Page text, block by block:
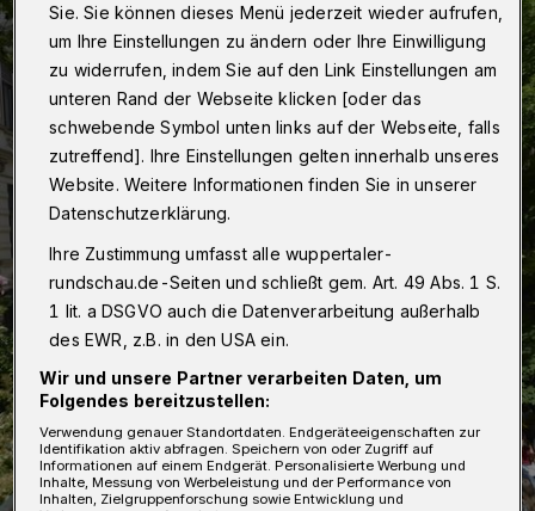
Sie. Sie können dieses Menü jederzeit wieder aufrufen,
um Ihre Einstellungen zu ändern oder Ihre Einwilligung
zu widerrufen, indem Sie auf den Link Einstellungen am
unteren Rand der Webseite klicken [oder das
schwebende Symbol unten links auf der Webseite, falls
zutreffend]. Ihre Einstellungen gelten innerhalb unseres
Website. Weitere Informationen finden Sie in unserer
Datenschutzerklärung.
Ihre Zustimmung umfasst alle wuppertaler-
rundschau.de-Seiten und schließt gem. Art. 49 Abs. 1 S.
1 lit. a DSGVO auch die Datenverarbeitung außerhalb
des EWR, z.B. in den USA ein.
Wir und unsere Partner verarbeiten Daten, um
Folgendes bereitzustellen:
Verwendung genauer Standortdaten. Endgeräteeigenschaften zur
Identifikation aktiv abfragen. Speichern von oder Zugriff auf
Informationen auf einem Endgerät. Personalisierte Werbung und
Inhalte, Messung von Werbeleistung und der Performance von
Inhalten, Zielgruppenforschung sowie Entwicklung und